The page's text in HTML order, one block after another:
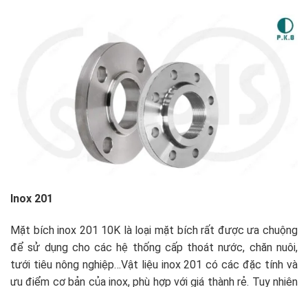
Inox 201
Mặt bích inox 201 10K là loại mặt bích rất được ưa chuộng
để sử dụng cho các hệ thống cấp thoát nước, chăn nuôi,
tưới tiêu nông nghiệp…Vật liệu inox 201 có các đặc tính và
ưu điểm cơ bản của inox, phù hợp với giá thành rẻ. Tuy nhiên